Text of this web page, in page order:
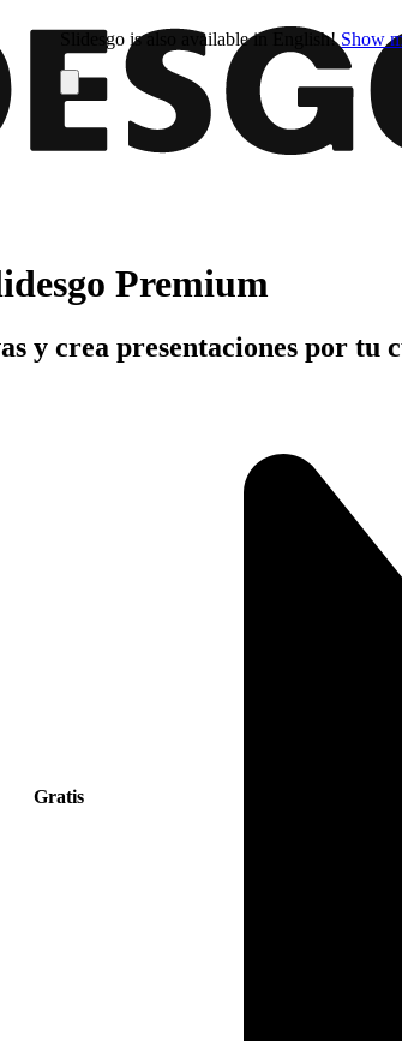
Slidesgo is also available in English! Show
Premium
y crea presentaciones por tu
Gratis